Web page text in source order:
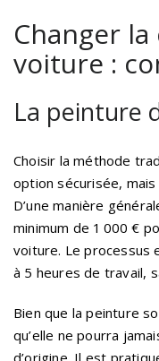
Changer
voiture :
La peinture
Choisir la méthode
option sécurisée,
D’une manière
minimum de 1 000 €
voiture. Le processus
à 5 heures de travail,
Bien que la peinture
qu’elle ne pourra